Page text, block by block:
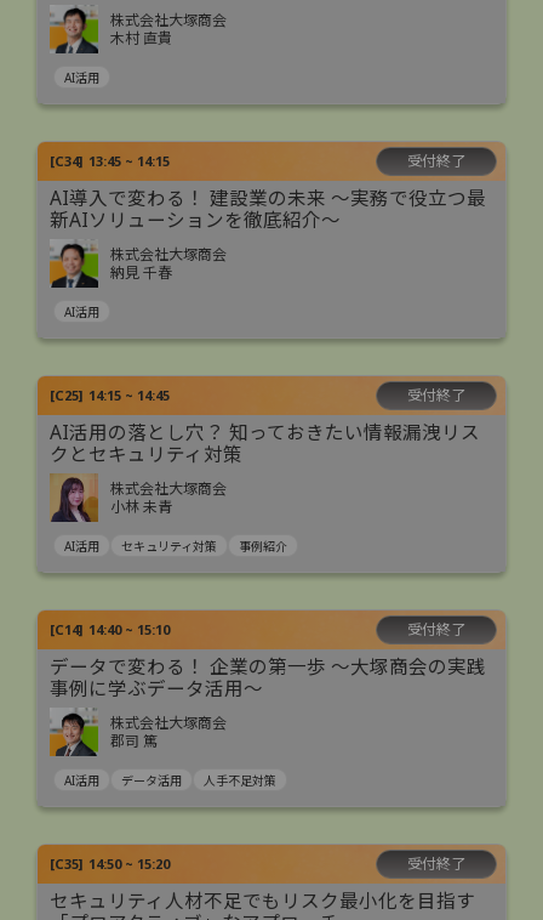
株式会社大塚商会
木村 直貴
AI活用
[C34] 13:45 ~ 14:15 受付終了
AI導入で変わる！ 建設業の未来 ～実務で役立つ最
新AIソリューションを徹底紹介～
株式会社大塚商会
納見 千春
AI活用
[C25] 14:15 ~ 14:45 受付終了
AI活用の落とし穴？ 知っておきたい情報漏洩リス
クとセキュリティ対策
株式会社大塚商会
小林 未青
AI活用 セキュリティ対策 事例紹介
[C14] 14:40 ~ 15:10 受付終了
データで変わる！ 企業の第一歩 ～大塚商会の実践
事例に学ぶデータ活用～
株式会社大塚商会
郡司 篤
AI活用 データ活用 人手不足対策
[C35] 14:50 ~ 15:20 受付終了
セキュリティ人材不足でもリスク最小化を目指す